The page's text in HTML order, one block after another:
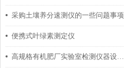
采购土壤养分速测仪的一些问题事项
便携式叶绿素测定仪
高规格有机肥厂实验室检测仪器设备清单（交钥匙工程）